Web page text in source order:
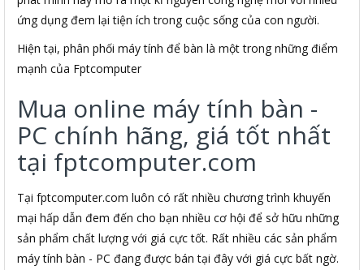
ứng dụng đem lại tiện ích trong cuộc sống của con người.
Hiện tại, phân phối máy tính để bàn là một trong những điểm
mạnh của Fptcomputer
Mua online máy tính bàn -
PC chính hãng, giá tốt nhất
tại fptcomputer.com
Tại fptcomputer.com luôn có rất nhiều chương trình khuyến
mại hấp dẫn đem đến cho bạn nhiều cơ hội để sở hữu những
sản phẩm chất lượng với giá cực tốt. Rất nhiều các sản phẩm
máy tính bàn - PC đang được bán tại đây với giá cực bất ngờ.